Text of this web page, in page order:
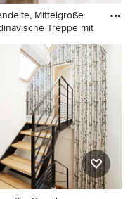
Mittelgroße
Treppe mit
Mittelgroße
Treppe mit
Setzstufen und
in Paris